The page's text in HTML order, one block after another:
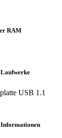
RAM
‎USB 1.1